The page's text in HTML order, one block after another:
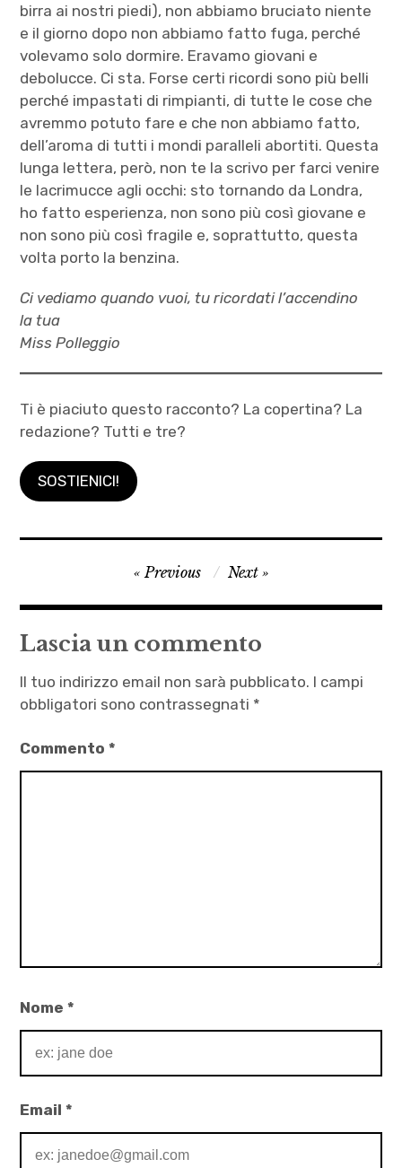
birra ai nostri piedi), non abbiamo bruciato niente
e il giorno dopo non abbiamo fatto fuga, perché
volevamo solo dormire. Eravamo giovani e
debolucce. Ci sta. Forse certi ricordi sono più belli
perché impastati di rimpianti, di tutte le cose che
avremmo potuto fare e che non abbiamo fatto,
dell’aroma di tutti i mondi paralleli abortiti. Questa
lunga lettera, però, non te la scrivo per farci venire
le lacrimucce agli occhi: sto tornando da Londra,
ho fatto esperienza, non sono più così giovane e
non sono più così fragile e, soprattutto, questa
volta porto la benzina.
Ci vediamo quando vuoi, tu ricordati l’accendino
la tua
Miss Polleggio
Ti è piaciuto questo racconto? La copertina? La
redazione? Tutti e tre?
SOSTIENICI!
letteratura
,
Luca
,
Martina
palestina
libera
racconti
d'amicizia
racconti
Navigazione
articoli
Previous Next
Lascia un commento
Il tuo indirizzo email non sarà pubblicato. I campi
obbligatori sono contrassegnati *
Commento*
Nome*
Email*